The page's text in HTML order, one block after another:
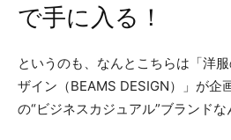
で手に入る！
というのも、なんとこちらは「洋
ザイン（BEAMS DESIGN）」が企
の“ビジネスカジュアル”ブランドな